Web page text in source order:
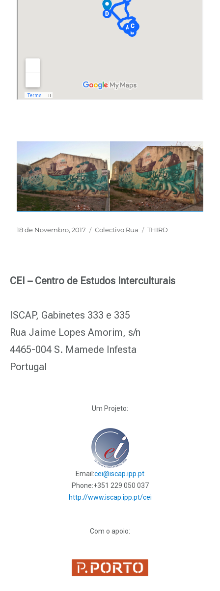
18 de Novembro, 2017 Colectivo Rua THIRD
CEI – Centro de Estudos Interculturais
ISCAP, Gabinetes 333 e 335
Rua Jaime Lopes Amorim, s/n
4465-004 S. Mamede Infesta
Portugal
Um Projeto:
Email:cei@iscap.ipp.pt
Phone:+351 229 050 037
http://www.iscap.ipp.pt/cei
Com o apoio: